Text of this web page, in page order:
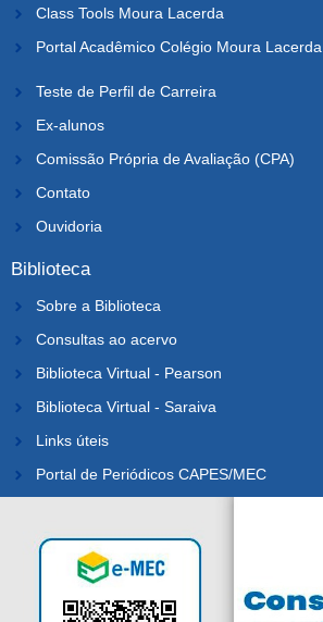
Class Tools Moura Lacerda
Portal Acadêmico Colégio Moura Lacerda
Teste de Perfil de Carreira
Ex-alunos
Comissão Própria de Avaliação (CPA)
Contato
Ouvidoria
Biblioteca
Sobre a Biblioteca
Consultas ao acervo
Biblioteca Virtual - Pearson
Biblioteca Virtual - Saraiva
Links úteis
Portal de Periódicos CAPES/MEC